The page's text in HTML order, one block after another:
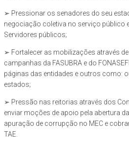
➢ Pressionar os senadores do seu
negociação coletiva no serviço público
Servidores públicos;
➢ Fortalecer as mobilizações através
campanhas da FASUBRA e do
páginas das entidades e outros como:
estados;
➢ Pressão nas reitorias através dos
enviar moções de apoio pela abertura
apuração de corrupção no MEC e
TAE.